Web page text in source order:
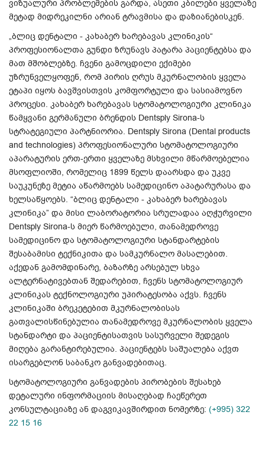
ვიზუალური პრობლემების გარდა, ასეთი კბილები ყველაზე
მეტად მიდრეკილნი არიან ტრავმისა და დაზიანებისკენ.
„ბლიც დენტალი - კახაბერ ხარებავას კლინიკის“
პროფესიონალთა გუნდი ზრუნავს პატარა პაციენტებსა და
მათ მშობლებზე. ჩვენი გამოცდილი ექიმები
უზრუნველყოფენ, რომ პირის ღრუს მკურნალობის ყველა
ეტაპი იყოს ბავშვისთვის კომფორტული და სასიამოვნო
პროცესი. კახაბერ ხარებავას სტომატოლოგიური კლინიკა
წამყვანი გერმანული ბრენდის Dentsply Sirona-ს
სტრატეგიული პარტნიორია. Dentsply Sirona (Dental products
and technologies) პროფესიონალური სტომატოლოგიური
აპარატურის ერთ-ერთი ყველაზე მსხვილი მწარმოებელია
მსოფლიოში, რომელიც 1899 წელს დაარსდა და უკვე
საუკუნეზე მეტია აწარმოებს სამედიცინო აპატარურასა და
ხელსაწყოებს. “ბლიც დენტალი - კახაბერ ხარებავას
კლინიკა” და მისი ლაბორატორია სრულადაა აღჭურვილი
Dentsply Sirona-ს მიერ წარმოებული, თანამედროვე
სამედიცინო და სტომატოლოგიური სტანდარტების
შესაბამისი ტექნიკითა და სამკურნალო მასალებით.
აქედან გამომდინარე, ბაზარზე არსებულ სხვა
ალტერნატივებთან შედარებით, ჩვენს სტომატოლოგიურ
კლინიკას ტექნოლოგიური უპირატესობა აქვს. ჩვენს
კლინიკაში ბრეკეტებით მკურნალობისას
გათვალისწინებულია თანამედროვე მკურნალობის ყველა
სტანდარტი და პაციენტისათვის სასურველი შედეგის
მიღება გარანტირებულია. პაციენტებს საშუალება აქვთ
ისარგებლონ საბანკო განვადებითაც.
სტომატოლოგიური განვადების პირობების შესახებ
დეტალური ინფორმაციის მისაღებად ჩაეწერეთ
კონსულტაციაზე ან დაგვიკავშირდით ნომერზე: (+995) 322
22 15 16